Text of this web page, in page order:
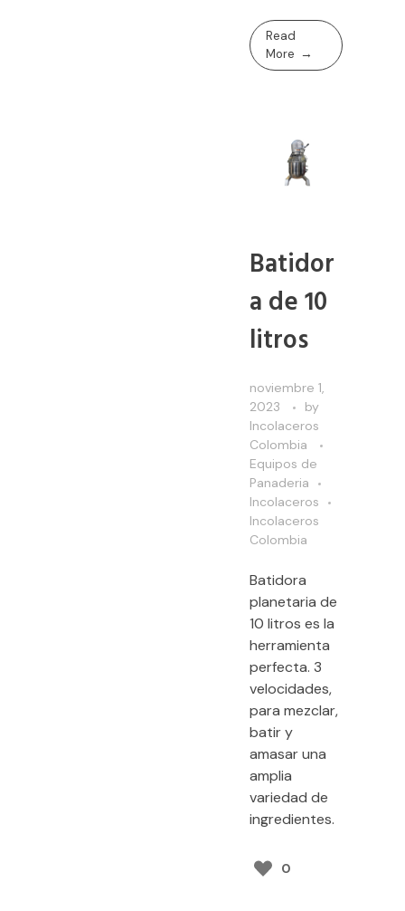
Read
More
Batidor
a de 10
litros
noviembre 1,
2023
by
Incolaceros
Colombia
Equipos de
Panaderia
Incolaceros
Incolaceros
Colombia
Batidora
planetaria de
10 litros es la
herramienta
perfecta. 3
velocidades,
para mezclar,
batir y
amasar una
amplia
variedad de
ingredientes.
0